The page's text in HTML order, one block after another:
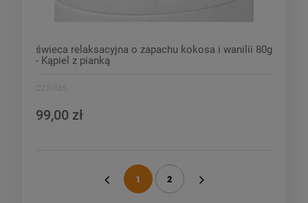
świeca relaksacyjna o zapachu kokosa i wanilii 80g
- Kąpiel z pianką
dzikilas
99,00 zł
1 2